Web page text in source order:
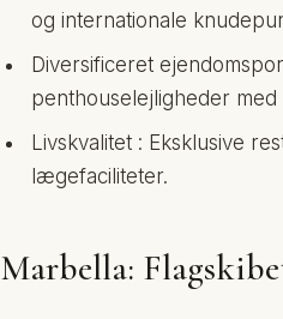
og internationale
Diversificeret
penthouselejligheder
Livskvalitet : Eksklusive
lægefaciliteter.
Marbella: